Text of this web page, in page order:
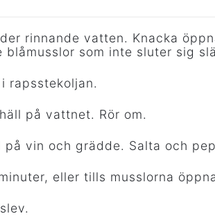
rinnande vatten. Knacka
som inte sluter sig
rapsstekoljan.
på vattnet. Rör om.
vin och grädde. Salta och
eller tills musslorna